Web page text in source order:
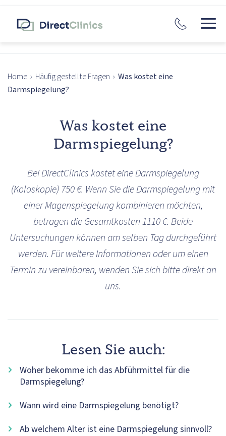
Home › Häufig gestellte Fragen › Was kostet eine
Darmspiegelung?
Was kostet eine
Darmspiegelung?
Bei DirectClinics kostet eine Darmspiegelung
(Koloskopie) 750 €. Wenn Sie die Darmspiegelung mit
einer Magenspiegelung kombinieren möchten,
betragen die Gesamtkosten 1110 €. Beide
Untersuchungen können am selben Tag durchgeführt
werden. Für weitere Informationen oder um einen
Termin zu vereinbaren, wenden Sie sich bitte direkt an
uns.
Lesen Sie auch:
Woher bekomme ich das Abführmittel für die
Darmspiegelung?
Wann wird eine Darmspiegelung benötigt?
Ab welchem Alter ist eine Darmspiegelung sinnvoll?